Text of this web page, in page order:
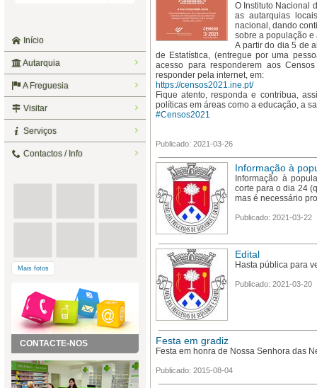
Início
Autarquia
A Freguesia
Visitar
Serviços
Contactos / Info
Mais fotos
CONTACTE-NOS
O Instituto Nacional
as autarquias
nacional, dando
sobre a população e
A partir do dia 5 de
de Estatística, (entregue por uma
acesso para responderem aos
responder pela internet, em:
https://censos2021.ine.pt/
Fique atento, responda e contribua,
políticas em áreas como a educação, a
#Censos2021
Publicado: 2021-03-26
Informação à
Informação à
corte para o dia 24
mas é necessário
Publicado: 2021-03-22
Edital
Hasta pública para
Publicado: 2021-03-20
Festa em gradiz
Festa em honra de Nossa Senhora das
Publicado: 2015-08-04